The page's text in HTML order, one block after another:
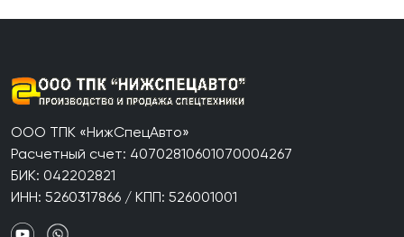
ООО ТПК «НижСпецАвто»
Расчетный счет: 40702810601070004267
БИК: 042202821
ИНН: 5260317866 / КПП: 526001001